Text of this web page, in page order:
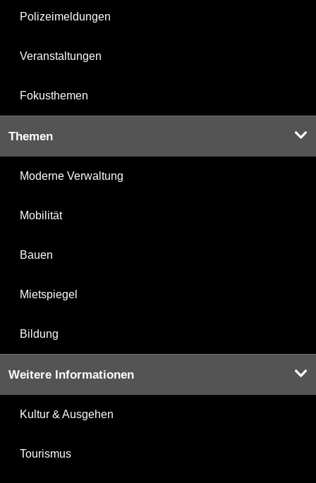
Polizeimeldungen
Veranstaltungen
Fokusthemen
Themen
Moderne Verwaltung
Mobilität
Bauen
Mietspiegel
Bildung
Weitere Informationen
Kultur & Ausgehen
Tourismus